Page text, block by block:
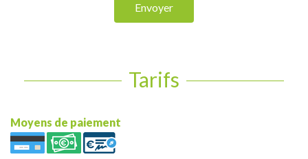
Envoyer
Tarifs
Moyens de paiement